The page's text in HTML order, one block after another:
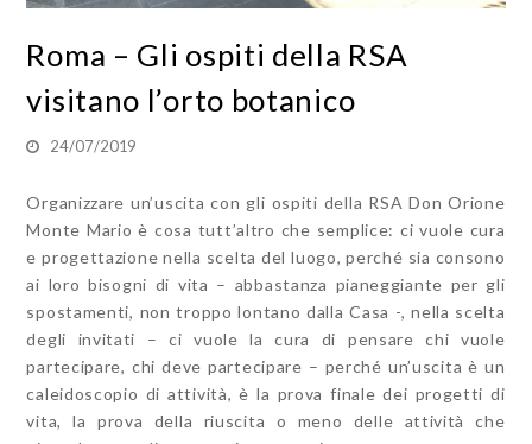
Roma – Gli ospiti della RSA
visitano l’orto botanico
24/07/2019
Organizzare un’uscita con gli ospiti della RSA Don Orione
Monte Mario è cosa tutt’altro che semplice: ci vuole cura
e progettazione nella scelta del luogo, perché sia consono
ai loro bisogni di vita – abbastanza pianeggiante per gli
spostamenti, non troppo lontano dalla Casa -, nella scelta
degli invitati – ci vuole la cura di pensare chi vuole
partecipare, chi deve partecipare – perché un’uscita è un
caleidoscopio di attività, è la prova finale dei progetti di
vita, la prova della riuscita o meno delle attività che